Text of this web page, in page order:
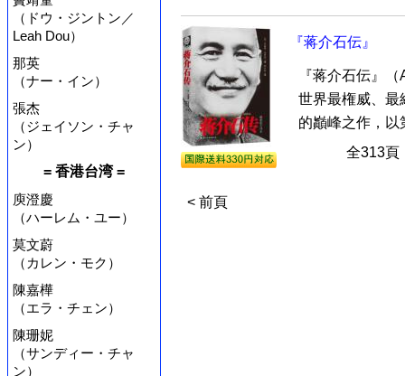
（ドウ・ジントン／
Leah Dou）
那英
（ナー・イン）
張杰
（ジェイソン・チャ
ン）
= 香港台湾 =
庾澄慶
（ハーレム・ユー）
莫文蔚
（カレン・モク）
陳嘉樺
（エラ・チェン）
陳珊妮
（サンディー・チャ
ン）
『蒋介石伝』
『蒋介石伝』
世界最権威、最
的巓峰之作，以
全313
< 前頁